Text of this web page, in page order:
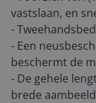
vastslaan, en
-
- Een
beschermt de
- De gehele
brede